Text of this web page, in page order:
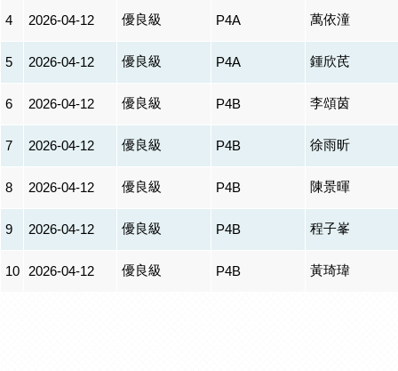
4 2026-04-12 優良級 P4A 萬依潼
5 2026-04-12 優良級 P4A 鍾欣芪
6 2026-04-12 優良級 P4B 李頌茵
7 2026-04-12 優良級 P4B 徐雨昕
8 2026-04-12 優良級 P4B 陳景暉
9 2026-04-12 優良級 P4B 程子峯
10 2026-04-12 優良級 P4B 黃琦瑋